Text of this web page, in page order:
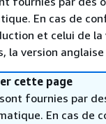
En cas de
et celui de la
la version
cette page
fournies par
En cas de